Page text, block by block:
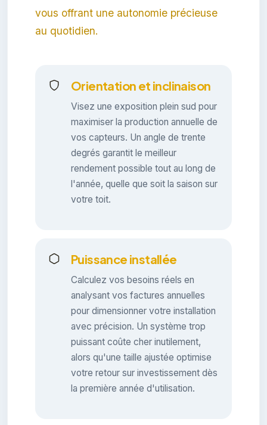
vous offrant une autonomie précieuse
au quotidien.
Orientation et inclinaison
Visez une exposition plein sud pour
maximiser la production annuelle de
vos capteurs. Un angle de trente
degrés garantit le meilleur
rendement possible tout au long de
l'année, quelle que soit la saison sur
votre toit.
Puissance installée
Calculez vos besoins réels en
analysant vos factures annuelles
pour dimensionner votre installation
avec précision. Un système trop
puissant coûte cher inutilement,
alors qu'une taille ajustée optimise
votre retour sur investissement dès
la première année d'utilisation.